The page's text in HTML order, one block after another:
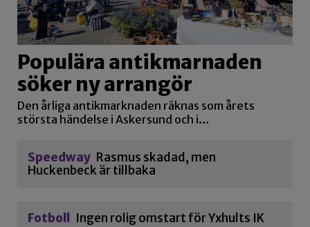
Populära antikmarnaden
söker ny arrangör
Den årliga antikmarknaden räknas som årets
största händelse i Askersund och i…
Speedway Rasmus skadad, men
Huckenbeck är tillbaka
Fotboll Ingen rolig omstart för Yxhults IK